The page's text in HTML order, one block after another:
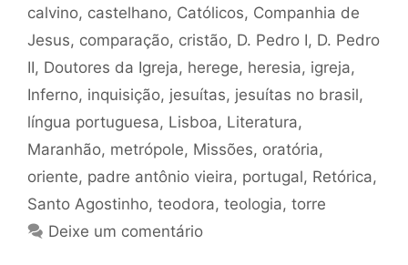
calvino, castelhano, Católicos, Companhia de
Jesus, comparação, cristão, D. Pedro I, D. Pedro
II, Doutores da Igreja, herege, heresia, igreja,
Inferno, inquisição, jesuítas, jesuítas no brasil,
língua portuguesa, Lisboa, Literatura,
Maranhão, metrópole, Missões, oratória,
oriente, padre antônio vieira, portugal, Retórica,
Santo Agostinho, teodora, teologia, torre
Deixe um comentário